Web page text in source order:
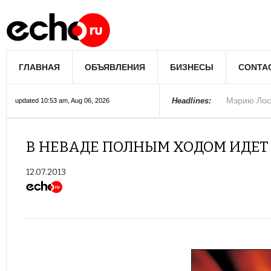
ГЛАВНАЯ ОБЪЯВЛЕНИЯ БИЗНЕСЫ
updated 10:53 am, Aug 06, 2026 Headlines:
Мэрию
Более 300
В округе
Фермеры
В Лас-
Раскрыты
Ариана
Стало
В Госдуме
В НЕВАДЕ ПОЛНЫМ ХОДОМ ИДЕТ
12.07.2013